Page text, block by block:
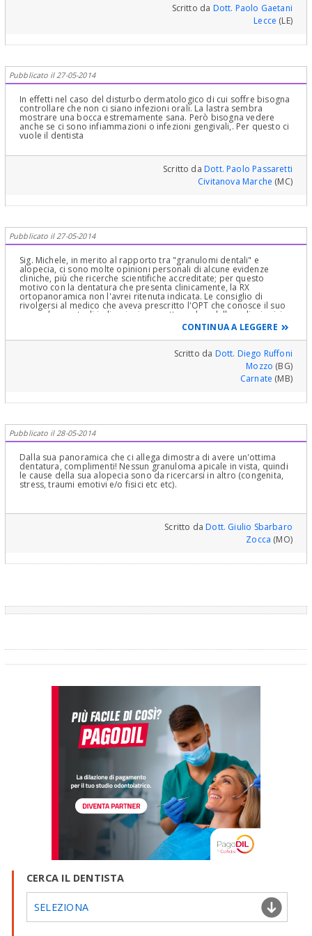
una iperemia attiva con danno arterioso, la sofferenza pulpare
semplicemente ad un maggior afflusso di sangue nel dente tramite
confronti dello stimolo irritativo, questo maggior afflusso causa
terminazioni nervose causando dolore esacerbato dallo stringere
i denti o dal "picchiettarvi sopra" o dagli stimoli termici in questo
caso (che si chiama iperemia attiva) il processo è reversibile, la
se invece il danno causato dalle tossine dei microbi continua si ha
una alterazione della vena che fa uscire il sangue dal dente e
succede che il sangue arriva con l'arteria e non esce più con la
vena danneggiata,si ha pressione che può anche scatenare dolori
forti formando la cosiddetta pulpite acuta,o essere talmente
formando una pulpite cronica o meglio cronicizzata e le cellule
della polpa del dente, arterie, vene, linfatici e tessuto nervoso, se
non curata, muoiono = necrosi,e si può formare una zona di
osteolisi periapicale (pallina nera alla Rx) intorno all'apice della
Scritto da Dott. Paolo Gaetani
Lecce (LE)
Pubblicato il 27-05-2014
In effetti nel caso del disturbo dermatologico di cui soffre bisogna
controllare che non ci siano infezioni orali. La lastra sembra
mostrare una bocca estremamente sana. Però bisogna vedere
anche se ci sono infiammazioni o infezioni gengivali,. Per questo ci
vuole il dentista
Scritto daDott. Paolo Passaretti
Civitanova Marche (MC)
Pubblicato il 27-05-2014
Sig. Michele, in merito al rapporto tra "granulomi dentali" e
alopecia, ci sono molte opinioni personali di alcune evidenze
cliniche, più che ricerche scientifiche accreditate; per questo
motivo con la dentatura che presenta clinicamente, la RX
ortopanoramica non l'avrei ritenuta indicata. Le consiglio di
rivolgersi al medico che aveva prescritto l'OPT che conosce il suo
caso e le eventuali indicazioni per sottoporla a delle radiazioni, in
modo da ottenere una corretta risposta. Le ricordo che
clinicamente sarebbe stato possibile in modo non invasivo,
attraverso un controllo di vitalità dentale, riconoscere l'eventuale
sospetto o esclusione di "granulomi dentali"; tra virgolette, perchè
è un termine volgare, la giusta terminologia scientifica e
CONTINUA A LEGGERE
Scritto da Dott. Diego Ruffoni
Mozzo (BG)
Carnate (MB)
Pubblicato il 28-05-2014
Dalla sua panoramica che ci allega dimostra di avere un'ottima
dentatura, complimenti! Nessun granuloma apicale in vista, quindi
le cause della sua alopecia sono da ricercarsi in altro (congenita,
stress, traumi emotivi e/o fisici etc etc).
Scritto daDott. Giulio Sbarbaro
Zocca (MO)
CERCA IL DENTISTA
SELEZIONA